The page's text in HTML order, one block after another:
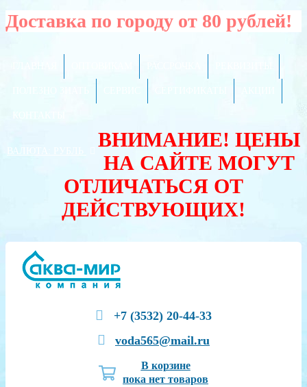
Доставка по городу от 80 рублей!
ВАЛЮТА:
ВНИМАНИЕ! ЦЕНЫ
НА САЙТЕ МОГУТ
ОТЛИЧАТЬСЯ ОТ
ДЕЙСТВУЮЩИХ!
+7 (3532) 20-44-33
voda565@mail.ru
В корзине
пока нет товаров